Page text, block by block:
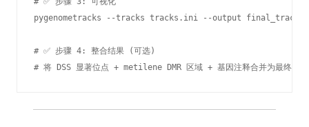
pygenometracks --tracks tracks.ini --output
# ✅ 步骤 4: 整合结果 (可选)
# 将 DSS 显著位点 + metilene DMR 区域 + 基因注释合并为最终表格